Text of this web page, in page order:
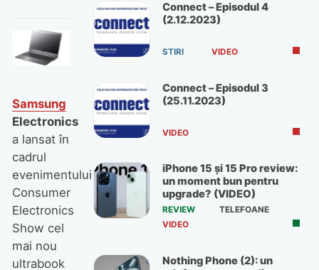
Samsung
Electronics
a lansat în
cadrul
evenimentului
Consumer
Electronics
Show cel
mai nou
ultrabook
Connect – Episodul 4
(2.12.2023)
STIRI VIDEO
Connect – Episodul 3
(25.11.2023)
VIDEO
iPhone 15 și 15 Pro review:
un moment bun pentru
upgrade? (VIDEO)
REVIEW
TELEFOANE
VIDEO
Nothing Phone (2): un